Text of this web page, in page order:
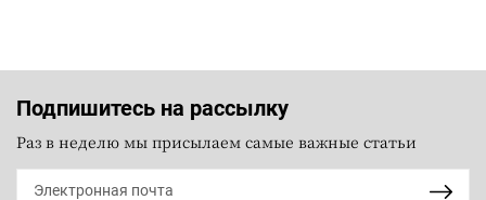
Подпишитесь на рассылку
Раз в неделю мы присылаем самые важные статьи